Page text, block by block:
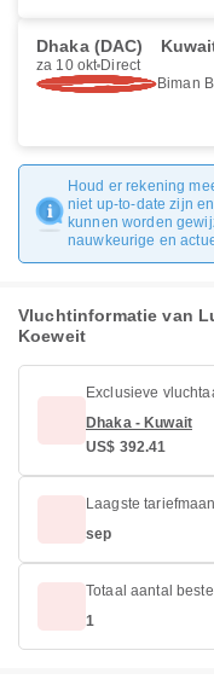
Dhaka (DAC)
za 10 okt Direct
Biman
Houd er rekening
niet up-to-date zijn
kunnen worden
nauwkeurige en
Vluchtinformatie van
Koeweit
Exclusieve
Dhaka - Kuwait
US$ 392.41
Laagste
sep
Totaal aantal
1